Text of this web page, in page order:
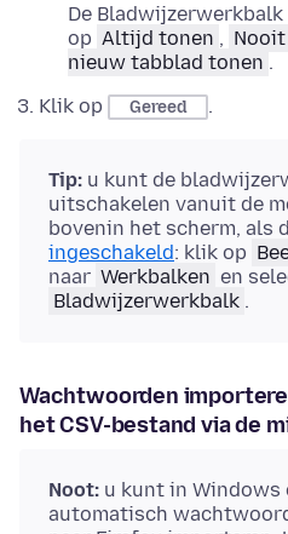
De
op Altijd tonen ,
nieuw tabblad tonen .
Klik op
Gereed .
Tip: u kunt de
uitschakelen vanuit de
bovenin het scherm, als
ingeschakeld: klik op
naar Werkbalken en
Bladwijzerwerkbalk .
Wachtwoorden
het CSV-bestand via de
Noot: u kunt in
automatisch